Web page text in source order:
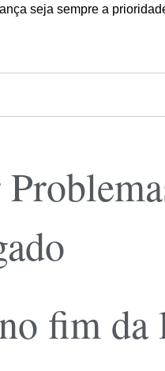
seja sempre a
fim da